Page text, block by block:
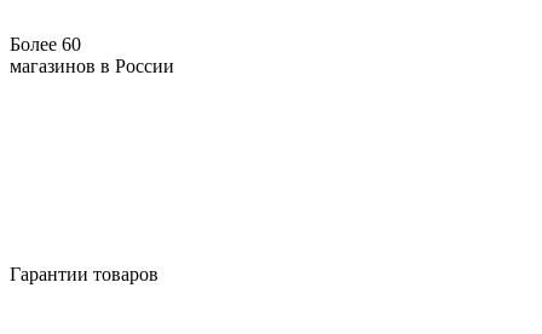
Более 60
магазинов в России
Гарантии товаров